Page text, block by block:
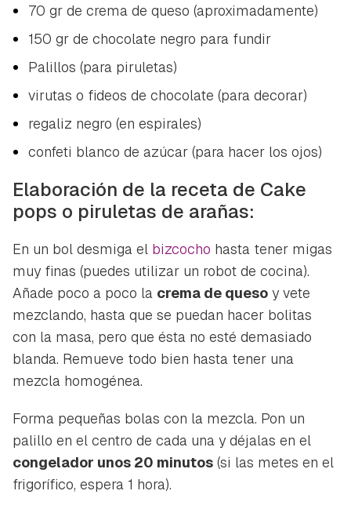
70 gr de crema de queso (aproximadamente)
150 gr de chocolate negro para fundir
Palillos (para piruletas)
virutas o fideos de chocolate (para decorar)
regaliz negro (en espirales)
confeti blanco de azúcar (para hacer los ojos)
Elaboración de la receta de Cake
pops o piruletas de arañas:
En un bol desmiga el bizcocho hasta tener migas
muy finas (puedes utilizar un robot de cocina).
Añade poco a poco la crema de queso y vete
mezclando, hasta que se puedan hacer bolitas
con la masa, pero que ésta no esté demasiado
blanda. Remueve todo bien hasta tener una
mezcla homogénea.
Forma pequeñas bolas con la mezcla. Pon un
palillo en el centro de cada una y déjalas en el
congelador unos 20 minutos (si las metes en el
frigorífico, espera 1 hora).